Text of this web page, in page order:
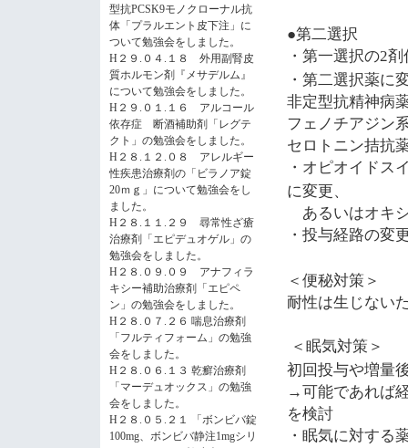
型抗PCSK9モノクローナル抗
体「プラルエント皮下注」に
ついて勉強会をしました。
H２９.０４.１８ 外用副腎皮
質ホルモン剤『メサデルム』
について勉強会をしました。
H２９.０１.１６ アルコール
依存症 断酒補助剤「レグテ
クト」の勉強会をしました。
H２８.１２.０８ アレルギー
性疾患治療剤の「ビラノア錠
20ｍｇ」について勉強会をし
ました。
H２８.１１.２９ 尋常性ざ瘡
治療剤「エピデュオゲル」の
勉強会をしました。
H２８.０９.０９ アナフィラ
キシー補助治療剤「エピペ
ン」の勉強会をしました。
H２８.０７.２６ 喘息治療剤
「フルティフォーム」の勉強
会をしました。
H２８.０６.１３ 乾癬治療剤
「マーデュオックス」の勉強
会をしました。
H２８.０５.２１ 「ボンビバ錠
100mg、ボンビバ静注1mgシリ
●第二選択
・第一選択の2剤
・第二選択薬に
非定型抗精神病
フェノチアジン
セロトニン拮抗
・オピオイドス
に変更、
あるいはオキ
・投与経路の変
＜便秘対策＞
耐性は生じない
＜眠気対策＞
初回投与や増量
→可能であれば
を検討
・眠気に対する